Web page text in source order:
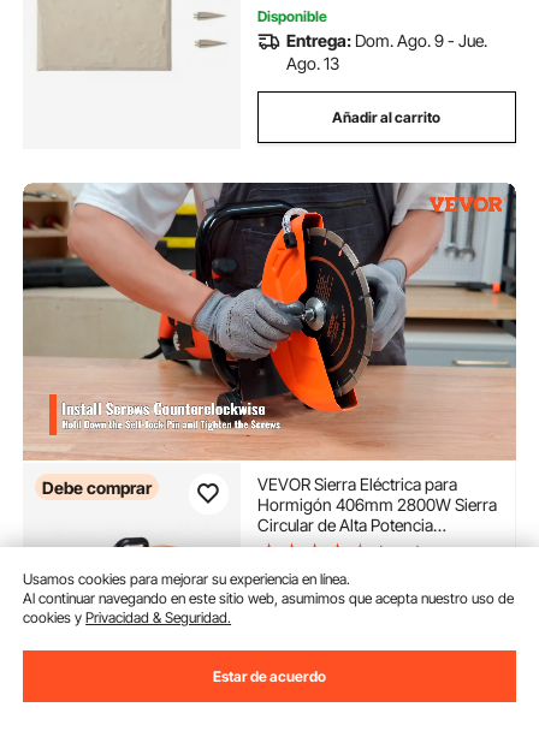
Disponible
Entrega: Dom. Ago. 9 - Jue.
Ago. 13
Añadir al carrito
Debe comprar
VEVOR Sierra Eléctrica para
Hormigón 406mm 2800W Sierra
Circular de Alta Potencia
Profundidad de Corte de 152mm
con Tubería de Agua Bomba de
Agua Hoja para Piedra Ladrillo
(1,255)
20390€
Jue. Ago. 13
Usamos cookies para mejorar su experiencia en línea.
Al continuar navegando en este sitio web, asumimos que acepta nuestro uso de
cookies yPrivacidad & Seguridad.
Estar de acuerdo